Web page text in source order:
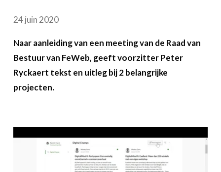
24 juin 2020
Naar aanleiding van een meeting van de Raad van
Bestuur van FeWeb, geeft voorzitter Peter
Ryckaert tekst en uitleg bij 2 belangrijke
projecten.
Become a member Account